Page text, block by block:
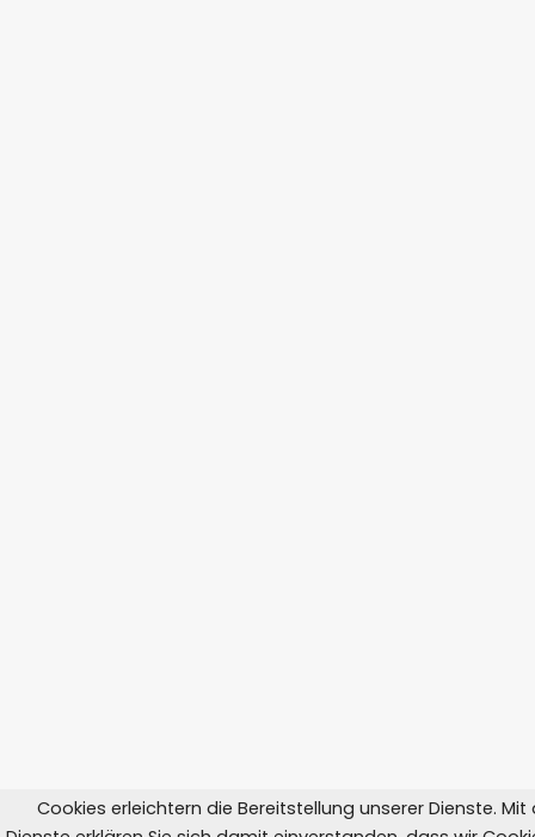
Cookies erleichtern die Bereitstellung unserer Dienste. Mit